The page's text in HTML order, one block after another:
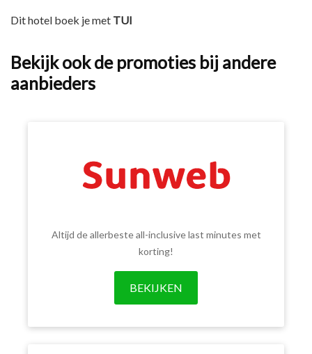
Dit hotel boek je met TUI
Bekijk ook de promoties bij andere
aanbieders
Altijd de allerbeste all-inclusive last minutes met
korting!
BEKIJKEN